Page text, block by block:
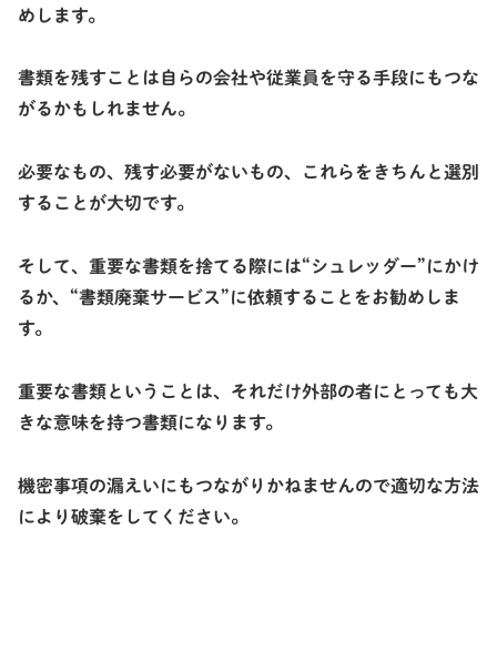
めします。
書類を残すことは自らの会社や従業員を守る手段にもつな
がるかもしれません。
必要なもの、残す必要がないもの、これらをきちんと選別
することが大切です。
そして、重要な書類を捨てる際には“シュレッダー”にかけ
るか、“書類廃棄サービス”に依頼することをお勧めしま
す。
重要な書類ということは、それだけ外部の者にとっても大
きな意味を持つ書類になります。
機密事項の漏えいにもつながりかねませんので適切な方法
により破棄をしてください。